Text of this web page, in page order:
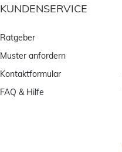
KUNDENSERVICE
Ratgeber
Muster anfordern
Kontaktformular
FAQ & Hilfe